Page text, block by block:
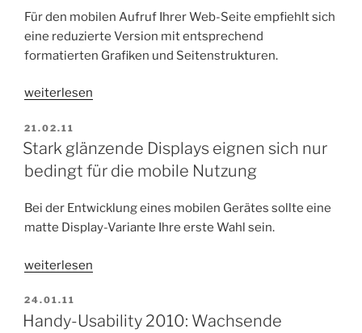
wenig
tippen“
Für den mobilen Aufruf Ihrer Web-Seite empfiehlt sich
eine reduzierte Version mit entsprechend
formatierten Grafiken und Seitenstrukturen.
„Eine
Mobile-
Version
Ihrer
Seite
lohnt
weiterlesen
VERÖFFENTLICHT
AM
21.02.11
Stark glänzende Displays eignen sich nur
bedingt für die mobile Nutzung
Bei der Entwicklung eines mobilen Gerätes sollte eine
matte Display-Variante Ihre erste Wahl sein.
„Stark
Displays
eignen
weiterlesen
VERÖFFENTLICHT
AM
24.01.11
Handy-Usability 2010: Wachsende